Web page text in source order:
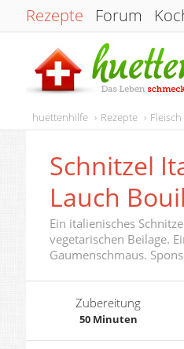
Rezepte Forum
huettenhilfe Rezepte Fleisch
Schnitzel
Lauch
Ein italienisches
vegetarischen Beilage.
Gaumenschmaus.
Zubereitung
50 Minuten